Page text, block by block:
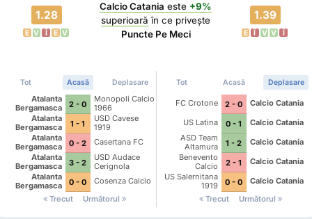
1.28
E V Î E V
Calcio Catania este +9%
superioară în ce privește
Puncte Pe Meci
1.39
E Î V V Î
Tot Acasă Deplasare
Atalanta
Bergamasca
Calcio U23
2 - 0
Monopoli Calcio
1966
Atalanta
Bergamasca
Calcio U23
1 - 1
USD Cavese
1919
Atalanta
Bergamasca
Calcio U23
0 - 2
Casertana FC
Atalanta
Bergamasca
Calcio U23
3 - 2
USD Audace
Cerignola
Atalanta
Bergamasca
Calcio U23
0 - 0
Cosenza Calcio
Trecut
Următorul
Tot Acasă Deplasare
FC Crotone 2 - 0
Calcio Catania
US Latina
0 - 1
Calcio Catania
ASD Team
Altamura
1 - 2
Calcio Catania
Benevento
Calcio
2 - 1
Calcio Catania
US Salernitana
1919
0 - 0
Calcio Catania
Trecut
Următorul